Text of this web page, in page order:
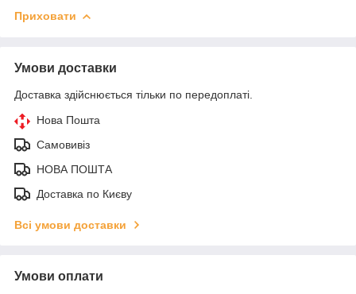
Приховати
Умови доставки
Доставка здійснюється тільки по передоплаті.
Нова Пошта
Самовивіз
НОВА ПОШТА
Доставка по Києву
Всі умови доставки
Умови оплати